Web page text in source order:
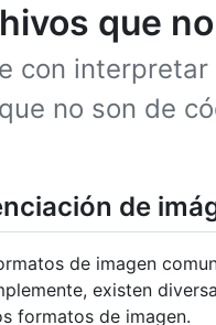
que
con
no son de
de
de imagen
existen
formatos de imagen.